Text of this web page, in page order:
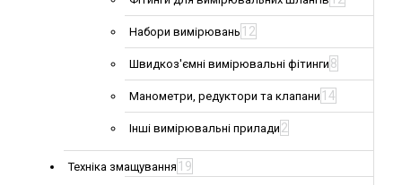
Набори вимірювань 12
Швидкоз'ємні вимірювальні фітинги 8
Манометри, редуктори та клапани 14
Інші вимірювальні прилади 2
Техніка змащування 19